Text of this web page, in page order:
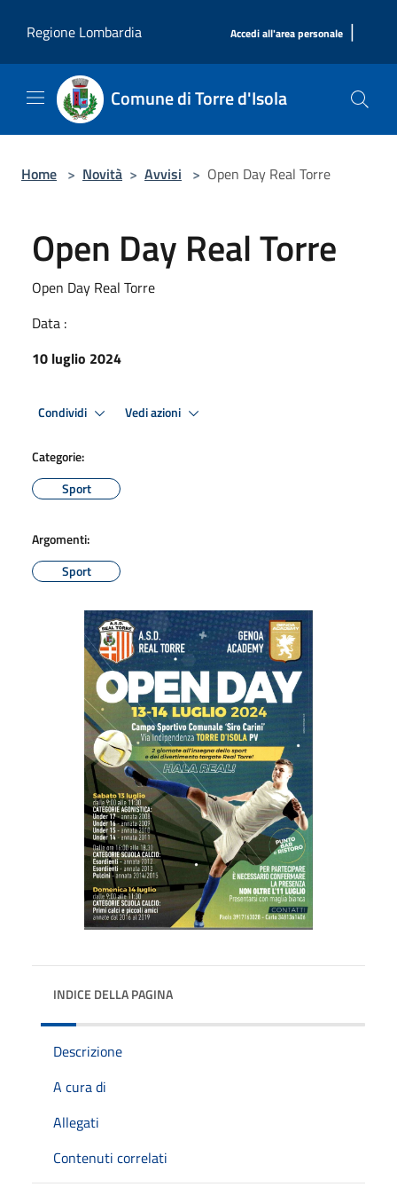
Regione Lombardia
Accedi all'area personale |
Comune di Torre d'Isola
Home > Novità > Avvisi > Open Day Real Torre
Open Day Real Torre
Open Day Real Torre
Data :
10 luglio 2024
Condividi Vedi azioni
Categorie:
Sport
Argomenti:
Sport
INDICE DELLA PAGINA
Descrizione
A cura di
Allegati
Contenuti correlati